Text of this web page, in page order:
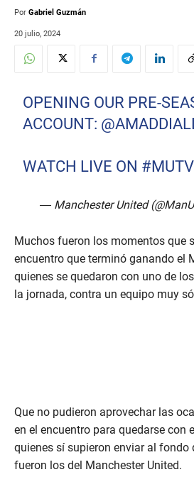
Por Gabriel Guzmán
20 julio, 2024
OPENING OUR PRE-
ACCOUNT:
WATCH LIVE ON #MUTV
— Manchester United
Muchos fueron los momentos que
encuentro que terminó ganando el
quienes se quedaron con uno de
la jornada, contra un equipo muy
Que no pudieron aprovechar las
en el encuentro para quedarse con
quienes sí supieron enviar al fondo
fueron los del Manchester United.